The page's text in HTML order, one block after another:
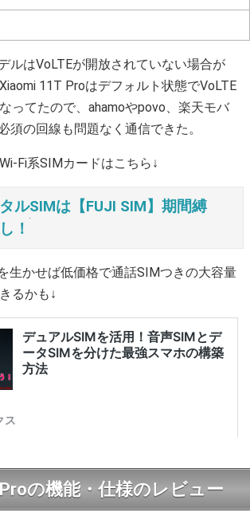
ルはVoLTEが開放されていない場合が
11T Proはデフォルト状態でVoLTE
ってたので、ahamoやpovo、楽天モバ
須の回線も問題なく通信できた。
Fi系SIMカードはこちら↓
ルSIMは【FUJI SIM】期間縛
！
生かせば低価格で通話SIMつきの大容量
るかも↓
の機能・仕様のレビュー